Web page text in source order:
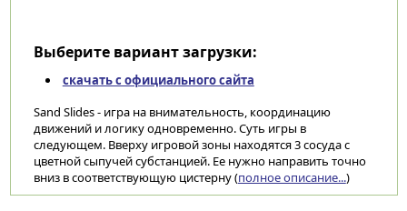
Выберите вариант загрузки:
скачать с официального сайта
Sand Slides - игра на внимательность, координацию
движений и логику одновременно. Суть игры в
следующем. Вверху игровой зоны находятся 3 сосуда с
цветной сыпучей субстанцией. Ее нужно направить точно
вниз в соответствующую цистерну (полное описание...)